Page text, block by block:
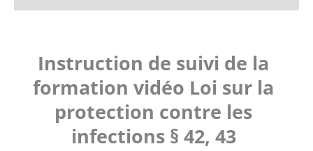
Instruction de suivi de la
formation vidéo Loi sur la
protection contre les
infections § 42, 43